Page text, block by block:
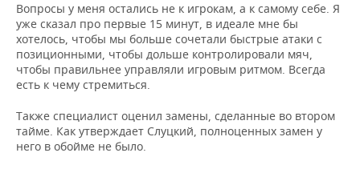
ОПК
ЭНЕРГЕТИКА
ТРАНСПОРТ
УСЛУГИ
IT
МЕДИА
ТЕЛЕКОММУНИКАЦИИ
НОВОСТИ МЕРОПРИЯТИЙ
ВЫЕЗДНАЯ РЕДАКЦИЯ
БИЗНЕС-БРАНЧИ
ONLINE-КОНФЕРЕНЦИИ
СПОРТ
НОВОСТИ СПОРТА
ФУТБОЛ
ХОККЕЙ
ОБЩЕСТВО
НОВОСТИ ОБЩЕСТВА
ВЛАСТЬ
ФОТОГАЛЕРЕЯ
СЮЖЕТЫ
Вопросы у меня остались не к игрокам, а к самому себе. Я
уже сказал про первые 15 минут, в идеале мне бы
хотелось, чтобы мы больше сочетали быстрые атаки с
позиционными, чтобы дольше контролировали мяч,
чтобы правильнее управляли игровым ритмом. Всегда
есть к чему стремиться.
Также специалист оценил замены, сделанные во втором
тайме. Как утверждает Слуцкий, полноценных замен у
него в обойме не было.